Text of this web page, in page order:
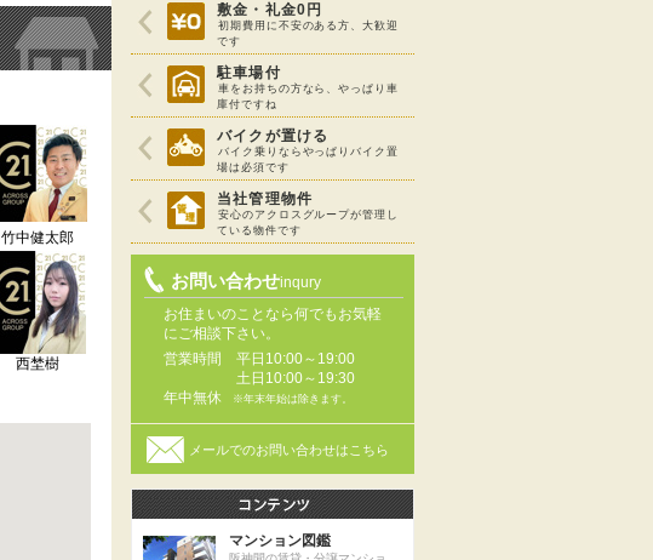
竹中健太郎
西埜樹
敷金・礼金0円
初期費用に不安のある方、大歓迎
です
駐車場付
車をお持ちの方なら、やっぱり車
庫付ですね
バイクが置ける
バイク乗りならやっぱりバイク置
場は必須です
当社管理物件
安心のアクロスグループが管理し
ている物件です
お問い合わせinqury
お住まいのことなら何でもお気軽
にご相談下さい。
営業時間
平日10:00～19:00
土日10:00～19:30
年中無休
※年末年始は除きます。
メールでのお問い合わせはこちら
マンション図鑑